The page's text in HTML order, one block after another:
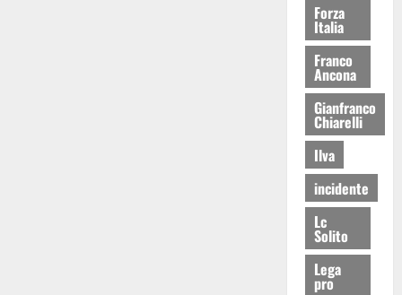
Forza
Italia
Franco
Ancona
Gianfranco
Chiarelli
Ilva
incidente
Lc
Solito
Lega
pro